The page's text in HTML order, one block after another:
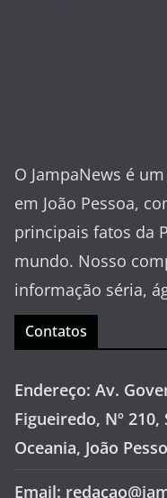
O JampaNews é
em João Pessoa,
principais fatos da
mundo. Nosso
informação séria,
Contatos
Endereço: Av.
Figueiredo, Nº 210,
Oceania, João
Email: